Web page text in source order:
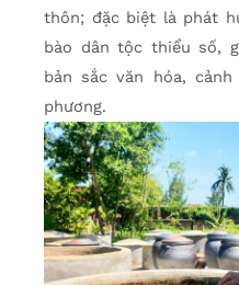
thôn; đặc biệt là phát
bào dân tộc thiểu số,
bản sắc văn hóa,
phương.